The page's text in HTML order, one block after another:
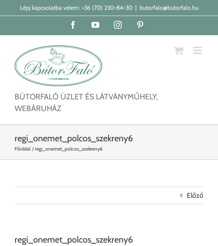
KihagyásLépj kapcsolatba velem: +36 (70) 230-84-30 | butorfalo@butorfalo.hu
FacebookYouTubeInstagram
BÚTORFALÓ ÜZLET ÉS LÁTVÁNYMŰHELY,
WEBÁRUHÁZ
regi_onemet_polcos_szekreny6
Főoldal regi_onemet_polcos_szekreny6
Előző
regi_onemet_polcos_szekreny6